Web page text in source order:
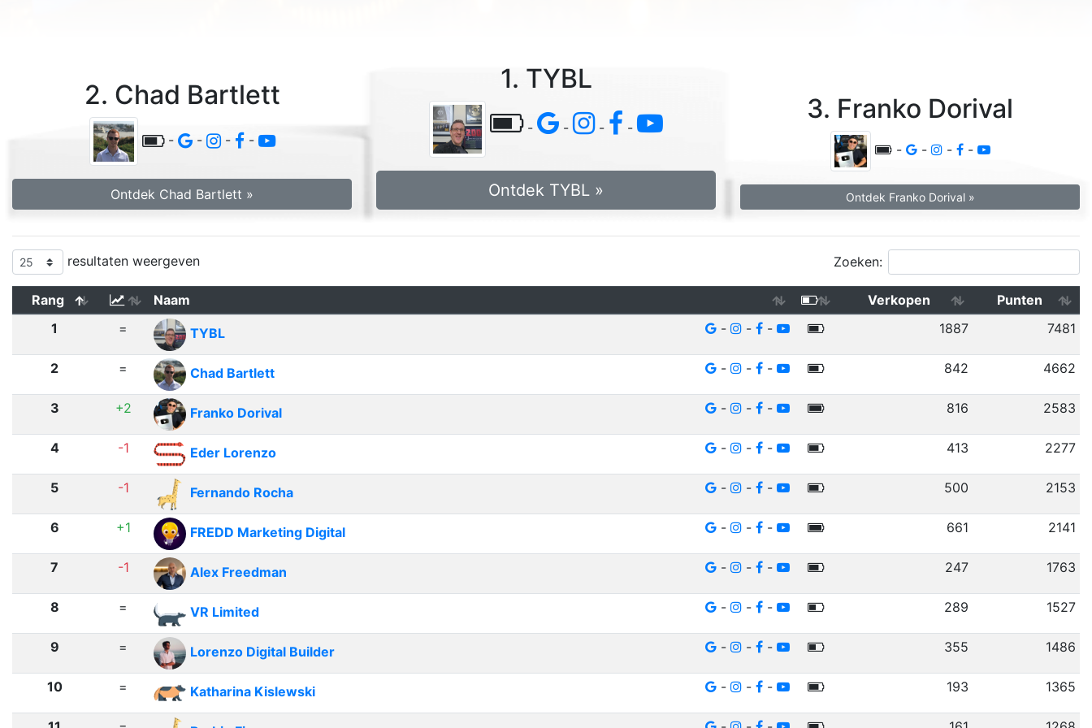
2. Chad Bartlett
- - - -
Ontdek Chad Bartlett »
1. TYBL
- - - -
Ontdek TYBL »
3. Franko Dorival
- - - -
Ontdek Franko Dorival »
resultaten weergeven Zoeken:
Rang Naam Verkopen
Punten
1
= TYBL - - - 1887 7481
2 = Chad Bartlett - - - 842 4662
3 +2 Franko Dorival - - - 816 2583
4 -1 Eder Lorenzo - - - 413 2277
5 -1 Fernando Rocha - - - 500 2153
6 +1 FREDD Marketing Digital - - - 661 2141
7 -1 Alex Freedman - - - 247 1763
8 = VR Limited - - - 289 1527
9 = Lorenzo Digital Builder - - - 355 1486
10 = Katharina Kislewski - - - 193 1365